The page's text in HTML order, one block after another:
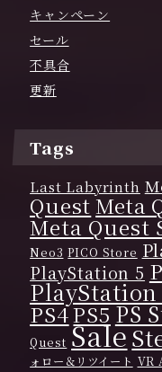
キャンペーン
セール
不具合
更新
Tags
Last Labyrinth
QuestMeta
Meta Quest
Neo3 PICO Store
PlayStation 5
PlayStation
PS4PS5PS
Quest Sale
ォロー＆リツイート VR